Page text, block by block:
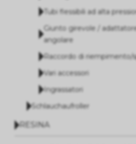
Tubi flessibili ad alta
Giunto girevole /
angolare
Raccordo di riempimento/
Vari accessori
Ingrassatori
Schlauchaufroller
RESINA